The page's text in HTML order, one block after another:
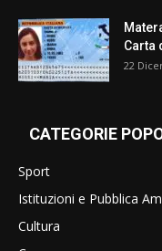
Carta
22
CATEGORIE
Sport
Istituzioni e Pubblica
Cultura